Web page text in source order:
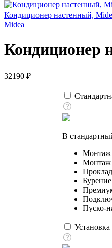
Кондиционер настенный,
Midea
Кондиционер
32190 ₽
В
Монтаж
Монтаж
Пуско-